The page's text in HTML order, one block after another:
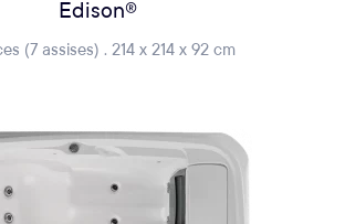
Edison®
(7 assises) . 214 x 214 x 92 cm